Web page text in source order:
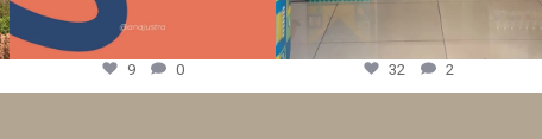
9 0 32 2